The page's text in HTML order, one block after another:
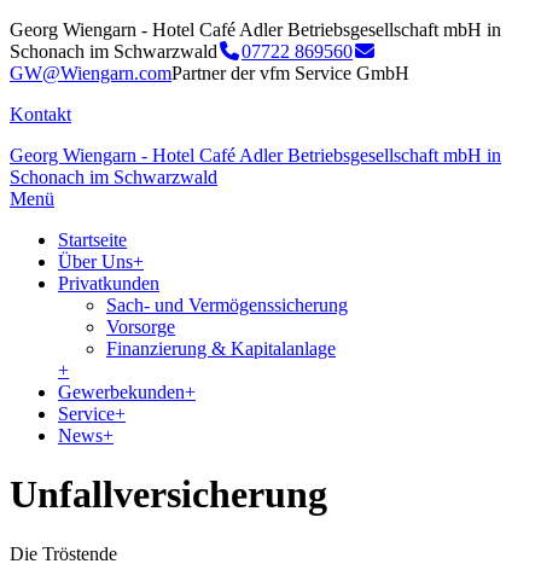
Georg Wiengarn - Hotel Café Adler Betriebsgesellschaft mbH in
Schonach im Schwarzwald
07722 869560
GW@Wiengarn.comPartner der vfm Service GmbH
Kontakt
Georg Wiengarn - Hotel Café Adler Betriebsgesellschaft mbH in
Schonach im Schwarzwald
Menü
Startseite
Über Uns+
Privatkunden
Sach- und Vermögenssicherung
Vorsorge
Finanzierung & Kapitalanlage
+
Gewerbekunden+
Service+
News+
Unfallversicherung
Die Tröstende